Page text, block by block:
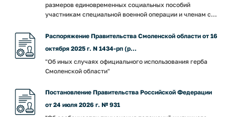
размеров единовременных социальных пособий
участникам специальной военной операции и членам с...
Распоряжение Правительства Смоленской области от 16
октября 2025 г. N 1434-рп (р...
"Об иных случаях официального использования герба
Смоленской области"
Постановление Правительства Российской Федерации
от 24 июля 2026 г. № 931